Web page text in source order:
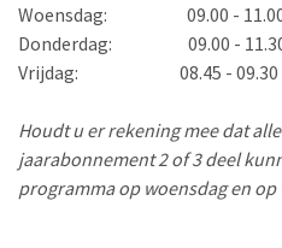
Woensdag: 09.00 - 11.00
Donderdag: 09.00 -
Vrijdag: 08.45 - 09.30
Houdt u er rekening mee dat
jaarabonnement 2 of 3 deel
programma op woensdag en op